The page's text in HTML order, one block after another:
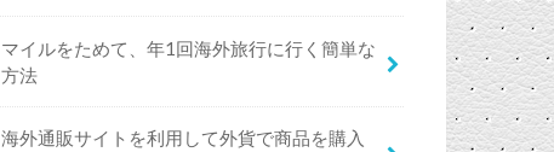
マイルをためて、年1回海外旅行に行く簡単な
方法
海外通販サイトを利用して外貨で商品を購入